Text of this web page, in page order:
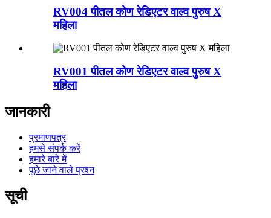
RV004 पीतल कोण रेडिएटर वाल्व पुरुष X
महिला
RV001 पीतल कोण रेडिएटर वाल्व पुरुष X
महिला
जानकारी
प्रमाणपत्र
हमसे संपर्क करें
हमारे बारे में
पूछे जाने वाले प्रश्न
सूची